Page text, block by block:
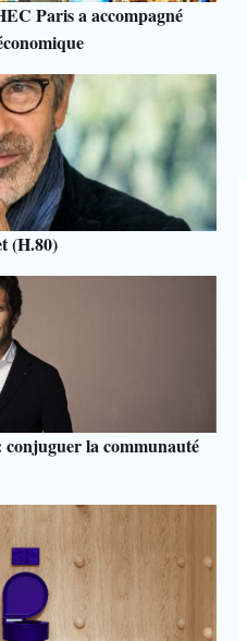
Paris a accompagné
(H.80)
la communauté